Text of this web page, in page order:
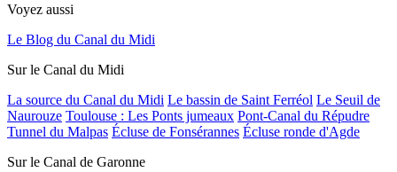
Voyez aussi
Le Blog du Canal du Midi
Sur le Canal du Midi
La source du Canal du Midi Le bassin de Saint Ferréol Le Seuil de
Naurouze Toulouse : Les Ponts jumeaux Pont-Canal du Répudre
Tunnel du Malpas Écluse de Fonsérannes Écluse ronde d'Agde
Sur le Canal de Garonne